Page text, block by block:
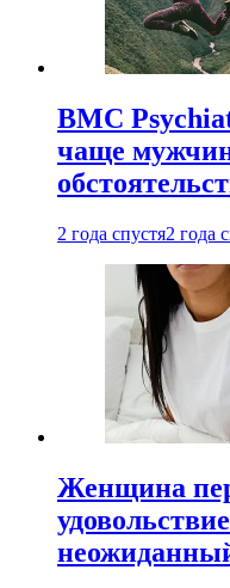
BMC
чаще
2 года спустя2 года
Женщина